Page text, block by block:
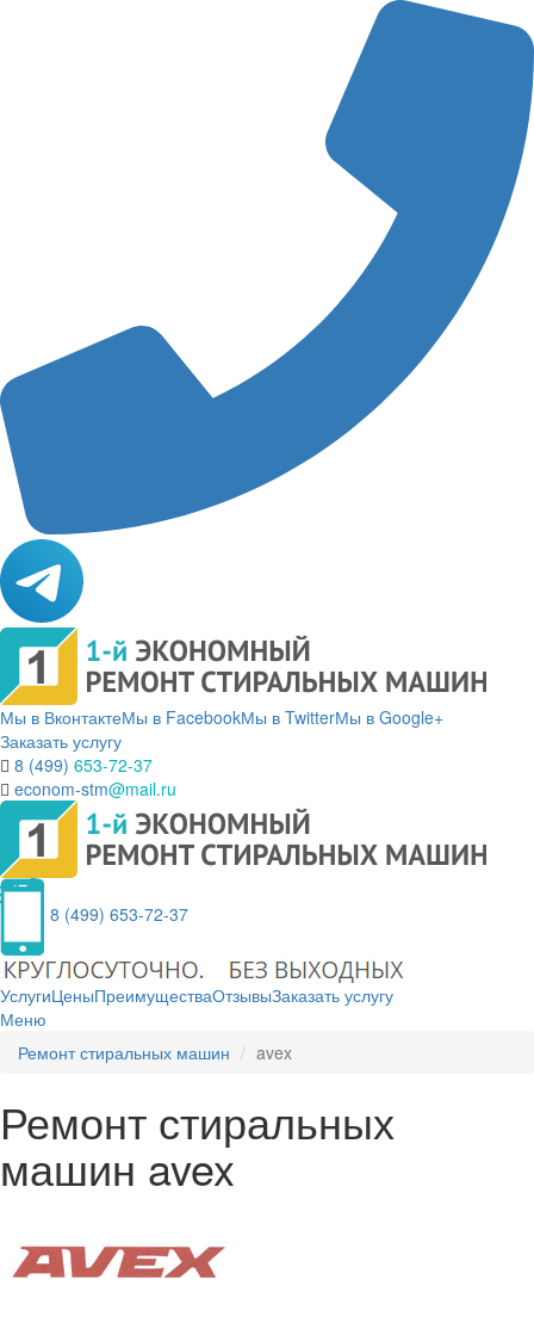
Мы в ВконтактеМы в FacebookМы в TwitterМы в Google+
Заказать услугу
8 (499) 653-72-37
econom-stm@mail.ru
8 (499) 653-72-37
УслугиЦеныПреимуществаОтзывыЗаказать услугу
Меню
Ремонт стиральных машин
avex
Ремонт стиральных
машин avex